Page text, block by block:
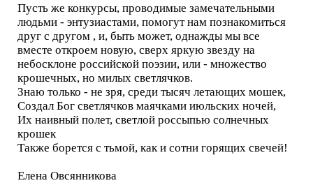
Пусть же конкурсы, проводимые замечательными
людьми - энтузиастами, помогут нам познакомиться
друг с другом , и, быть может, однажды мы все
вместе откроем новую, сверх яркую звезду на
небосклоне российской поэзии, или - множество
крошечных, но милых светлячков.
Знаю только - не зря, среди тысяч летающих мошек,
Создал Бог светлячков маячками июльских ночей,
Их наивный полет, светлой россыпью солнечных
крошек
Также борется с тьмой, как и сотни горящих свечей!
Елена Овсянникова